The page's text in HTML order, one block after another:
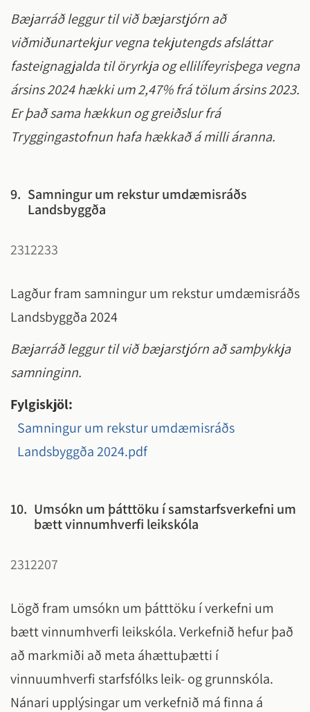
Bæjarráð leggur til við bæjarstjórn að
viðmiðunartekjur vegna tekjutengds afsláttar
fasteignagjalda til öryrkja og ellilífeyrisþega vegna
ársins 2024 hækki um 2,47% frá tölum ársins 2023.
Er það sama hækkun og greiðslur frá
Tryggingastofnun hafa hækkað á milli áranna.
9. Samningur um rekstur umdæmisráðs
Landsbyggða
2312233
Lagður fram samningur um rekstur umdæmisráðs
Landsbyggða 2024
Bæjarráð leggur til við bæjarstjórn að samþykkja
samninginn.
Fylgiskjöl:
Samningur um rekstur umdæmisráðs
Landsbyggða 2024.pdf
10. Umsókn um þátttöku í samstarfsverkefni um
bætt vinnumhverfi leikskóla
2312207
Lögð fram umsókn um þátttöku í verkefni um
bætt vinnumhverfi leikskóla. Verkefnið hefur það
að markmiði að meta áhættuþætti í
vinnuumhverfi starfsfólks leik- og grunnskóla.
Nánari upplýsingar um verkefnið má finna á